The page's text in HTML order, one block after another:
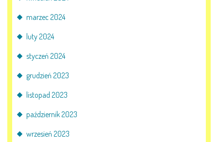
marzec 2024
luty 2024
styczeń 2024
grudzień 2023
listopad 2023
październik 2023
wrzesień 2023